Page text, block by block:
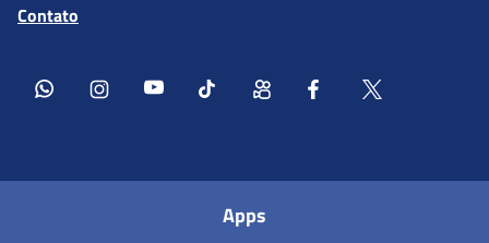
Contato
Apps